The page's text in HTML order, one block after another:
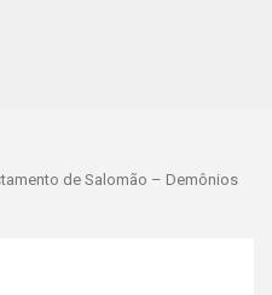
de Salomão – Demônios